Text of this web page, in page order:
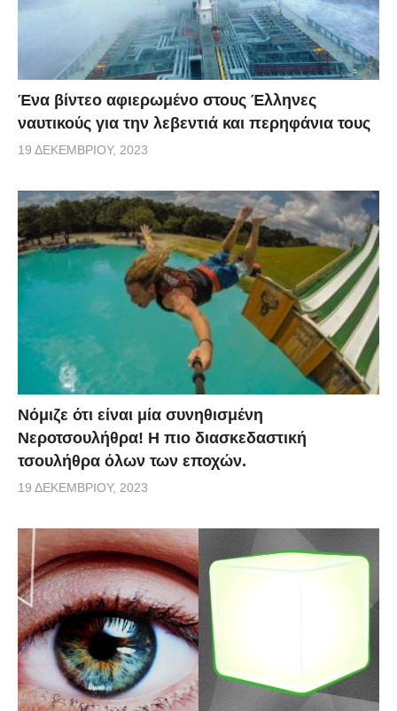
Ένα βίντεο αφιερωμένο στους Έλληνες
ναυτικούς για την λεβεντιά και περηφάνια τους
19 ΔΕΚΕΜΒΡΊΟΥ, 2023
Νόμιζε ότι είναι μία συνηθισμένη
Νεροτσουλήθρα! Η πιο διασκεδαστική
τσουλήθρα όλων των εποχών.
19 ΔΕΚΕΜΒΡΊΟΥ, 2023